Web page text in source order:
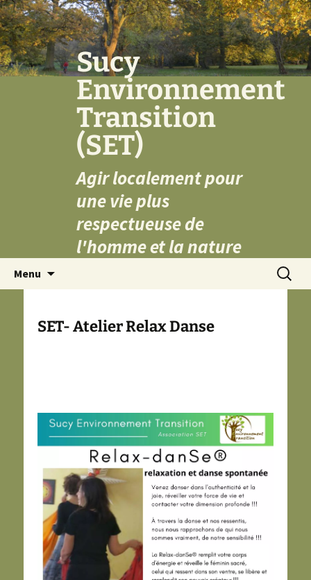
Aller
au
contenu
Sucy
Environnement
Transition
(SET)
Agir localement pour
une vie plus
respectueuse de
l'homme et la nature
Menu
SET- Atelier Relax Danse